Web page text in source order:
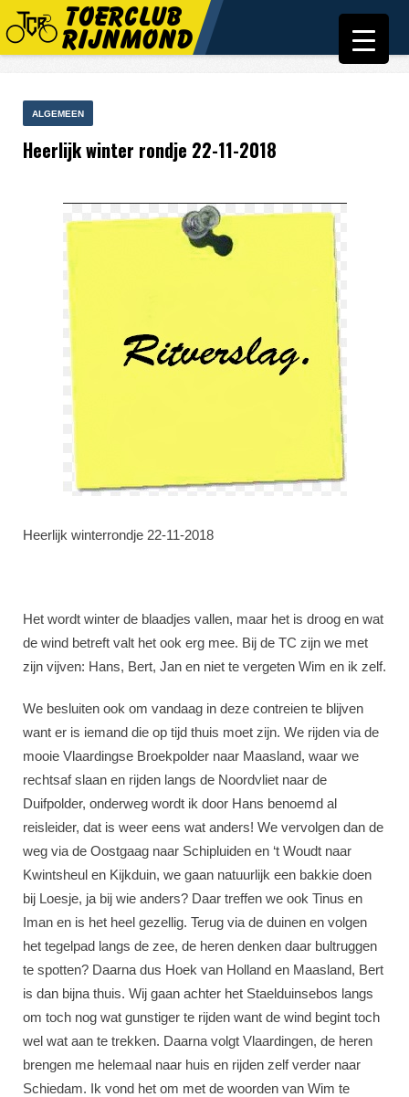
ALGEMEEN
Heerlijk winter rondje 22-11-2018
Heerlijk winterrondje 22-11-2018
Het wordt winter de blaadjes vallen, maar het is droog en wat
de wind betreft valt het ook erg mee. Bij de TC zijn we met
zijn vijven: Hans, Bert, Jan en niet te vergeten Wim en ik zelf.
We besluiten ook om vandaag in deze contreien te blijven
want er is iemand die op tijd thuis moet zijn. We rijden via de
mooie Vlaardingse Broekpolder naar Maasland, waar we
rechtsaf slaan en rijden langs de Noordvliet naar de
Duifpolder, onderweg wordt ik door Hans benoemd al
reisleider, dat is weer eens wat anders! We vervolgen dan de
weg via de Oostgaag naar Schipluiden en ‘t Woudt naar
Kwintsheul en Kijkduin, we gaan natuurlijk een bakkie doen
bij Loesje, ja bij wie anders? Daar treffen we ook Tinus en
Iman en is het heel gezellig. Terug via de duinen en volgen
het tegelpad langs de zee, de heren denken daar bultruggen
te spotten? Daarna dus Hoek van Holland en Maasland, Bert
is dan bijna thuis. Wij gaan achter het Staelduinsebos langs
om toch nog wat gunstiger te rijden want de wind begint toch
wel wat aan te trekken. Daarna volgt Vlaardingen, de heren
brengen me helemaal naar huis en rijden zelf verder naar
Schiedam. Ik vond het om met de woorden van Wim te